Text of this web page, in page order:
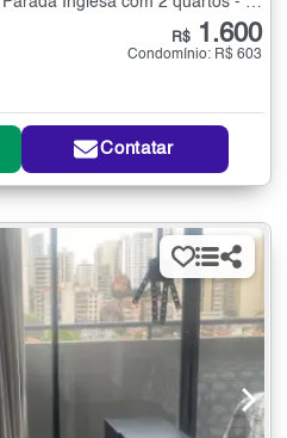
R$ 1.600
Condomínio: R$ 603
Contatar